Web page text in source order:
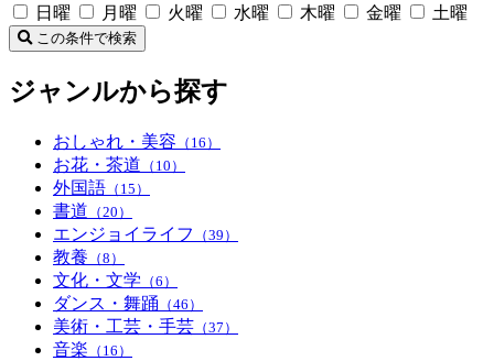
日曜
月曜 火曜 水曜 木曜 金曜 土曜
この条件で検索
ジャンルから探す
おしゃれ・美容 （16）
お花・茶道 （10）
外国語 （15）
書道 （20）
エンジョイライフ （39）
教養 （8）
文化・文学 （6）
ダンス・舞踊 （46）
美術・工芸・手芸 （37）
音楽 （16）